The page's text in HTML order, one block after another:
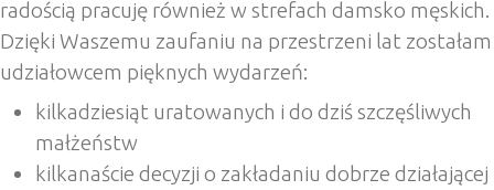
radością pracuję również w strefach damsko męskich.
Dzięki Waszemu zaufaniu na przestrzeni lat zostałam
udziałowcem pięknych wydarzeń:
kilkadziesiąt uratowanych i do dziś szczęśliwych
małżeństw
kilkanaście decyzji o zakładaniu dobrze działającej